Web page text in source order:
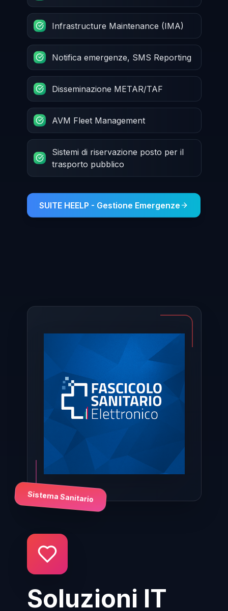
Infrastructure Maintenance (IMA)
Notifica emergenze, SMS Reporting
Disseminazione METAR/TAF
AVM Fleet Management
Sistemi di riservazione posto per il
trasporto pubblico
SUITE HEELP - Gestione Emergenze
Soluzioni IT
Sistema Sanitario